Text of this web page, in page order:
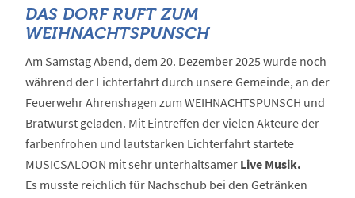
DAS DORF RUFT ZUM
WEIHNACHTSPUNSCH
Am Samstag Abend, dem 20. Dezember 2025 wurde noch
während der Lichterfahrt durch unsere Gemeinde, an der
Feuerwehr Ahrenshagen zum WEIHNACHTSPUNSCH und
Bratwurst geladen. Mit Eintreffen der vielen Akteure der
farbenfrohen und lautstarken Lichterfahrt startete
MUSICSALOON mit sehr unterhaltsamer Live Musik.
Es musste reichlich für Nachschub bei den Getränken